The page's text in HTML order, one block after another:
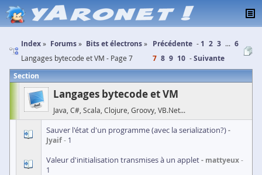
Index Forums Bits et électrons
Langages bytecode et VM - Page 7
Précédente 1 2 3 ... 6
7 8 9 10
Suivante
Section
Langages bytecode et VM
Java, C#, Scala, Clojure, Groovy, VB.Net...
Sauver l'état d'un programme (avec la serialization?)
Jyaif 1
Valeur d'initialisation transmises à un applet mattyeux
1